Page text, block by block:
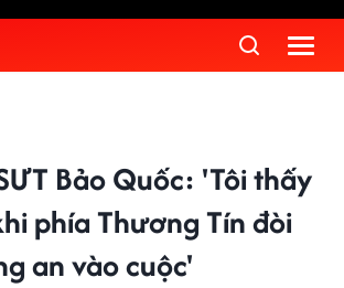
Bảo Quốc: 'Tôi thấy
phía Thương Tín đòi
an vào cuộc'